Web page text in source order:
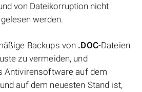
von Dateikorruption nicht
werden.
Backups von .DOC-Dateien
zu vermeiden, und
Antivirensoftware auf dem
auf dem neuesten Stand ist,